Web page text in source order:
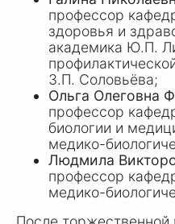
профессор
здоровья и
академика Ю.П.
З.П. Соловьёва;
Ольга Олеговна
профессор
биологии и
медико-
Людмила
профессор
медико-